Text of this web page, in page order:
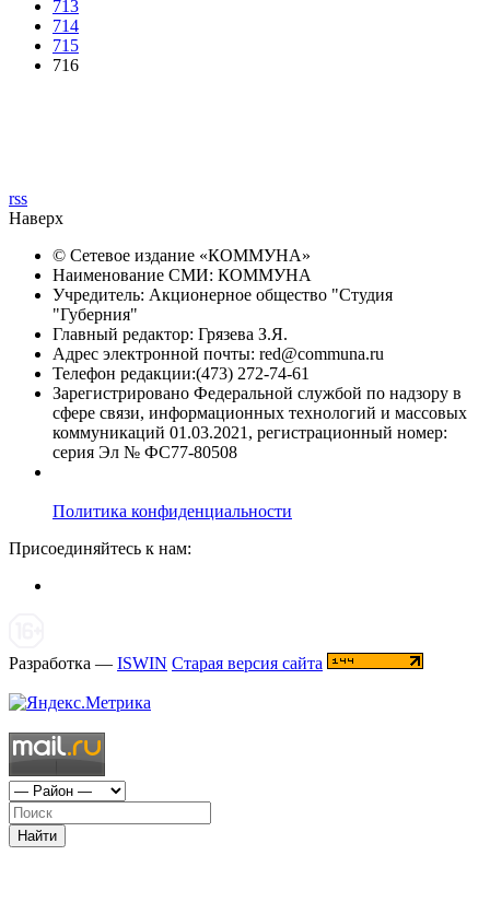
713
714
715
716
rss
Наверх
© Сетевое издание «КОММУНА»
Наименование СМИ: КОММУНА
Учредитель: Акционерное общество "Студия
"Губерния"
Главный редактор: Грязева З.Я.
Адрес электронной почты: red@communa.ru
Телефон редакции:(473) 272-74-61
Зарегистрировано Федеральной службой по надзору в
сфере связи, информационных технологий и массовых
коммуникаций 01.03.2021, регистрационный номер:
серия Эл № ФС77-80508
Политика конфиденциальности
Присоединяйтесь к нам:
Разработка — ISWIN Старая версия сайта
Найти